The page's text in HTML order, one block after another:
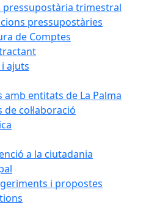
pressupostària trimestral
pressupostàries
de Comptes
ajuts
amb entitats de La Palma
de col·laboració
a la ciutadania
i propostes